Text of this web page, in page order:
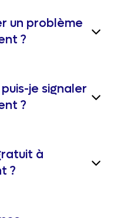
un problème
?
je signaler
?
à
?